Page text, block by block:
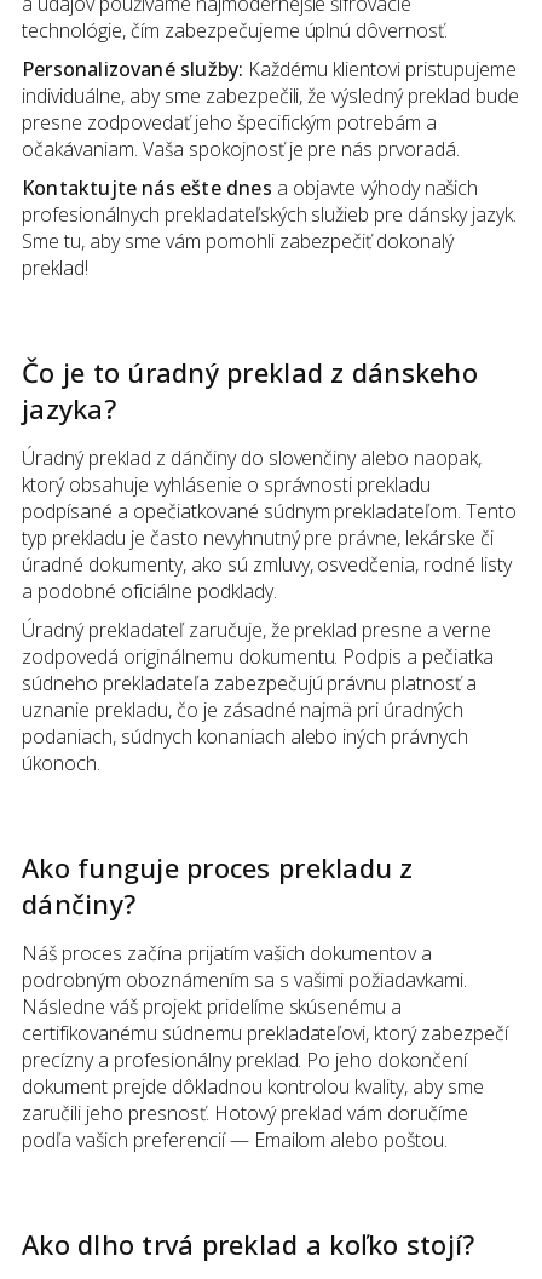
technológie, čím zabezpečujeme úplnú dôvernosť.
Personalizované služby: Každému klientovi pristupujeme
individuálne, aby sme zabezpečili, že výsledný preklad bude
presne zodpovedať jeho špecifickým potrebám a
očakávaniam. Vaša spokojnosť je pre nás prvoradá.
Kontaktujte nás ešte dnes a objavte výhody našich
profesionálnych prekladateľských služieb pre dánsky jazyk.
Sme tu, aby sme vám pomohli zabezpečiť dokonalý
preklad!
Čo je to úradný preklad z dánskeho
jazyka?
Úradný preklad z dánčiny do slovenčiny alebo naopak,
ktorý obsahuje vyhlásenie o správnosti prekladu
podpísané a opečiatkované súdnym prekladateľom. Tento
typ prekladu je často nevyhnutný pre právne, lekárske či
úradné dokumenty, ako sú zmluvy, osvedčenia, rodné listy
a podobné oficiálne podklady.
Úradný prekladateľ zaručuje, že preklad presne a verne
zodpovedá originálnemu dokumentu. Podpis a pečiatka
súdneho prekladateľa zabezpečujú právnu platnosť a
uznanie prekladu, čo je zásadné najmä pri úradných
podaniach, súdnych konaniach alebo iných právnych
úkonoch.
Ako funguje proces prekladu z
dánčiny?
Náš proces začína prijatím vašich dokumentov a
podrobným oboznámením sa s vašimi požiadavkami.
Následne váš projekt pridelíme skúsenému a
certifikovanému súdnemu prekladateľovi, ktorý zabezpečí
precízny a profesionálny preklad. Po jeho dokončení
dokument prejde dôkladnou kontrolou kvality, aby sme
zaručili jeho presnosť. Hotový preklad vám doručíme
podľa vašich preferencií — Emailom alebo poštou.
Ako dlho trvá preklad a koľko stojí?